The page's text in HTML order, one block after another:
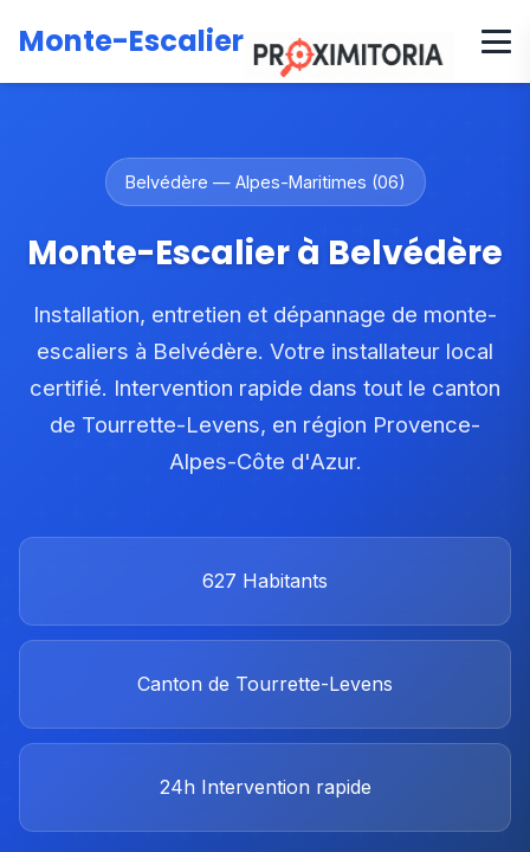
Monte-Escalier
Accueil Zones d'intervention
Alpes-Maritimes
Canton de Tourrette-Levens Belvédère
Belvédère — Alpes-Maritimes (06)
Monte-Escalier à Belvédère
Installation, entretien et dépannage de monte-
escaliers à Belvédère. Votre installateur local
certifié. Intervention rapide dans tout le canton
de Tourrette-Levens, en région Provence-
Alpes-Côte d'Azur.
627 Habitants
Canton de Tourrette-Levens
24h Intervention rapide